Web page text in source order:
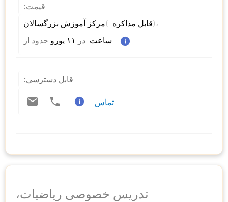
قیمت:
مرکز آموزش بزرگسالان ( قابل مذاکره )،
از حدود در ساعت
قابل دسترسی:
تماس
تدریس خصوصی ریاضیات،